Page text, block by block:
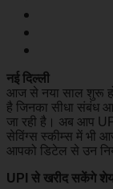
नई दिल्ली
आज से नया साल शुरू हो
है जिनका सीधा संबंध
जा रही है। अब आप
सेविंग्स स्कीम्स में भी
आपको डिटेल से उन
UPI से खरीद सकेंगे